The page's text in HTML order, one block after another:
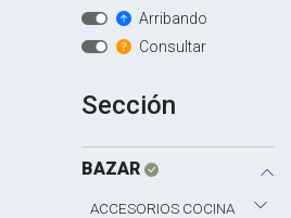
Arribando
Consultar
Sección
BAZAR
ACCESORIOS COCINA